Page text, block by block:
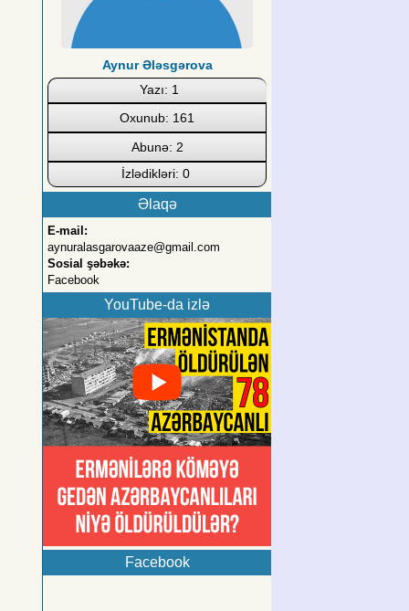
Aynur Ələsgərova
Yazı: 1
Oxunub: 161
Abunə: 2
İzlədikləri: 0
Əlaqə
E-mail:
aynuralasgarovaaze@gmail.com
Sosial şəbəkə:
Facebook
YouTube-da izlə
Facebook